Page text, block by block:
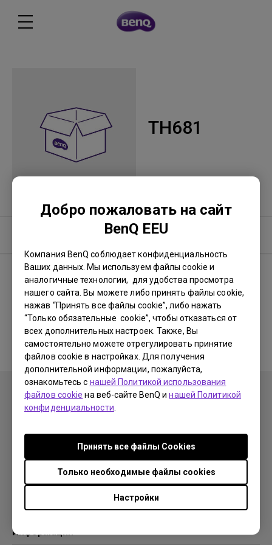
Добро пожаловать на сайт
BenQ EEU
Компания BenQ соблюдает конфиденциальность
Ваших данных. Мы используем файлы cookie и
аналогичные технологии, для удобства просмотра
нашего сайта. Вы можете либо принять файлы cookie,
нажав “Принять все файлы cookie”, либо нажать
“Только обязательные cookie”, чтобы отказаться от
всех дополнительных настроек. Также, Вы
самостоятельно можете отрегулировать принятие
файлов cookie в настройках. Для получения
дополнительной информации, пожалуйста,
ознакомьтесь с нашей Политикой использования
файлов cookie на веб-сайте BenQ инашей Политикой
конфиденциальности
Настройки
Только необходимые файлы cookies
Принять все файлы Сookies
TH681
Программное обеспечение
Соответствующие программы
и драйверы отсутствуют
Продукция
Мониторы
Решения
Поддержка
Ресурсы
Информация